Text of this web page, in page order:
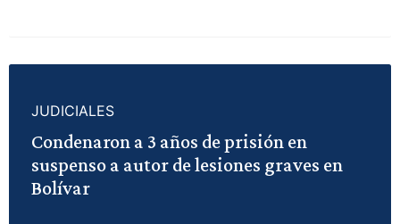
JUDICIALES
Condenaron a 3 años de prisión en
suspenso a autor de lesiones graves en
Bolívar